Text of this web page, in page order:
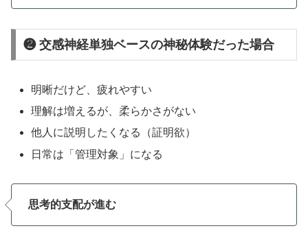
❷ 交感神経単独ベースの神秘体験だった場合
明晰だけど、疲れやすい
理解は増えるが、柔らかさがない
他人に説明したくなる（証明欲）
日常は「管理対象」になる
思考的支配が進む